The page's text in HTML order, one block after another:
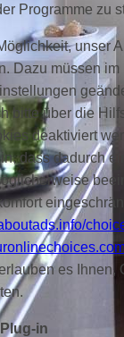
Programme zu
unser
Dazu müssen im
bitte über die
deaktiviert
dass dadurch
es Ihnen,
in